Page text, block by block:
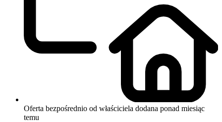
Oferta bezpośrednio od właściciela dodana ponad miesiąc
temu